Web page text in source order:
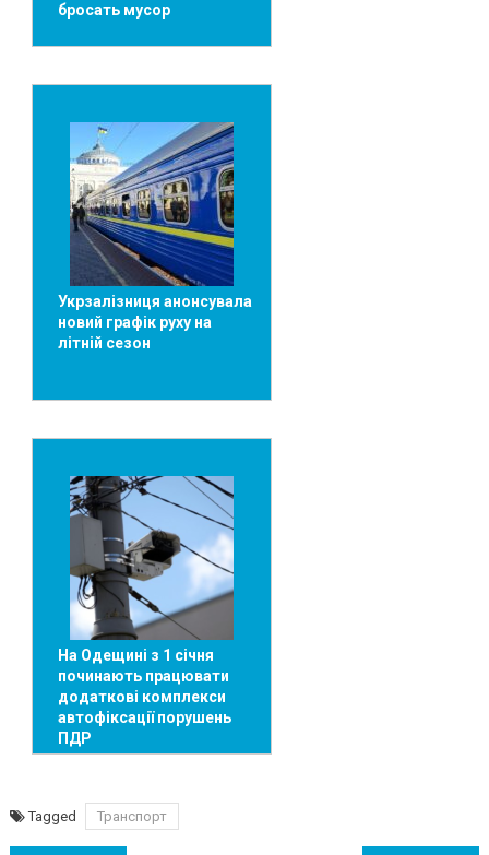
бросать мусор
Укрзaлізниця aнонсувaлa
новий грaфік руху нa
літній сезон
На Одещині з 1 січня
починають працювати
додаткові комплекси
автофіксації порушень
ПДР
Tagged Транспорт